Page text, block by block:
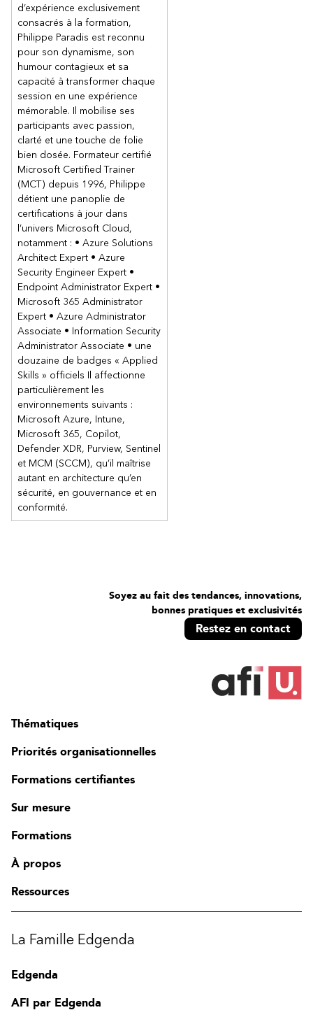
d’expérience exclusivement
consacrés à la formation,
Philippe Paradis est reconnu
pour son dynamisme, son
humour contagieux et sa
capacité à transformer chaque
session en une expérience
mémorable. Il mobilise ses
participants avec passion,
clarté et une touche de folie
bien dosée. Formateur certifié
Microsoft Certified Trainer
(MCT) depuis 1996, Philippe
détient une panoplie de
certifications à jour dans
l’univers Microsoft Cloud,
notamment : • Azure Solutions
Architect Expert • Azure
Security Engineer Expert •
Endpoint Administrator Expert •
Microsoft 365 Administrator
Expert • Azure Administrator
Associate • Information Security
Administrator Associate • une
douzaine de badges « Applied
Skills » officiels Il affectionne
particulièrement les
environnements suivants :
Microsoft Azure, Intune,
Microsoft 365, Copilot,
Defender XDR, Purview, Sentinel
et MCM (SCCM), qu’il maîtrise
autant en architecture qu’en
sécurité, en gouvernance et en
conformité.
Soyez au fait des tendances, innovations,
bonnes pratiques et exclusivités
Restez en contact
Thématiques
Priorités organisationnelles
Formations certifiantes
Sur mesure
Formations
À propos
Ressources
La Famille Edgenda
Edgenda
AFI par Edgenda